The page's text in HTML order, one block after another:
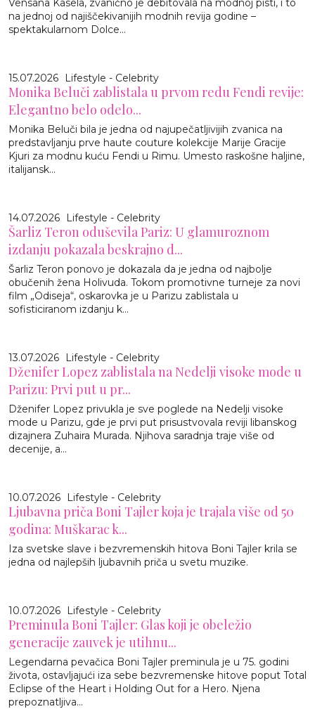
Vensana Kasela, zvanično je debitovala na modnoj pisti, i to
na jednoj od najiščekivanijih modnih revija godine –
spektakularnom Dolce...
15.07.2026 Lifestyle - Celebrity
Monika Beluči zablistala u prvom redu Fendi revije:
Elegantno belo odelo...
Monika Beluči bila je jedna od najupečatljivijih zvanica na
predstavljanju prve haute couture kolekcije Marije Gracije
Kjuri za modnu kuću Fendi u Rimu. Umesto raskošne haljine,
italijansk...
14.07.2026 Lifestyle - Celebrity
Šarliz Teron oduševila Pariz: U glamuroznom
izdanju pokazala beskrajno d...
Šarliz Teron ponovo je dokazala da je jedna od najbolje
obučenih žena Holivuda. Tokom promotivne turneje za novi
film „Odiseja“, oskarovka je u Parizu zablistala u
sofisticiranom izdanju k...
13.07.2026 Lifestyle - Celebrity
Dženifer Lopez zablistala na Nedelji visoke mode u
Parizu: Prvi put u pr...
Dženifer Lopez privukla je sve poglede na Nedelji visoke
mode u Parizu, gde je prvi put prisustvovala reviji libanskog
dizajnera Zuhaira Murada. Njihova saradnja traje više od
decenije, a...
10.07.2026 Lifestyle - Celebrity
Ljubavna priča Boni Tajler koja je trajala više od 50
godina: Muškarac k...
Iza svetske slave i bezvremenskih hitova Boni Tajler krila se
jedna od najlepših ljubavnih priča u svetu muzike.
10.07.2026 Lifestyle - Celebrity
Preminula Boni Tajler: Glas koji je obeležio
generacije zauvek je utihnu...
Legendarna pevačica Boni Tajler preminula je u 75. godini
života, ostavljajući iza sebe bezvremenske hitove poput Total
Eclipse of the Heart i Holding Out for a Hero. Njena
prepoznatljiva...